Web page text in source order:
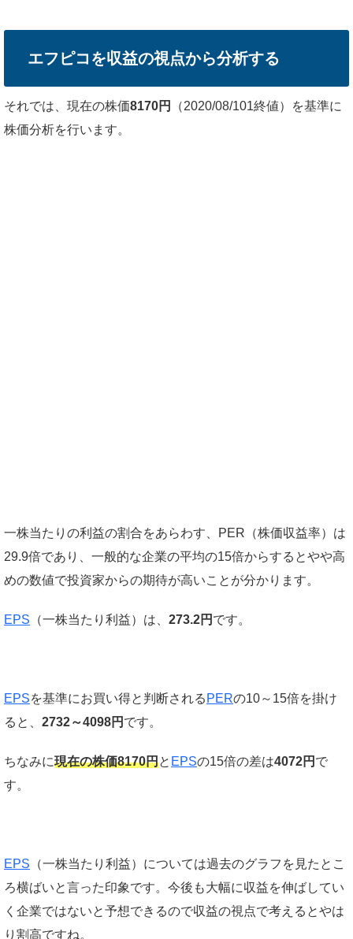
エフピコを収益の視点から分析する
それでは、現在の株価8170円
（2020/08/101終値）を基準に
株価分析を行います。
一株当たりの利益の割合をあらわす、PER（株価収益率）は
29.9倍であり、一般的な企業の平均の15倍からするとやや高
めの数値で投資家からの期待が高いことが分かります。
EPS （一株当たり利益）は、 273.2円 です。
EPSを基準にお買い得と判断される PERの10～15倍を掛け
ると、 2732～4098円 です。
ちなみに現在の株価8170円と EPSの15倍の差は4072円 で
す。
EPS （一株当たり利益）については過去のグラフを見たとこ
ろ横ばいと言った印象です。今後も大幅に収益を伸ばしてい
く企業ではないと予想できるので収益の視点で考えるとやは
り割高ですね。